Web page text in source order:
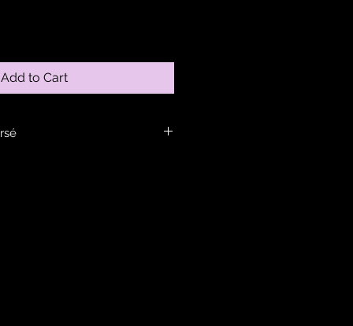
Add to Cart